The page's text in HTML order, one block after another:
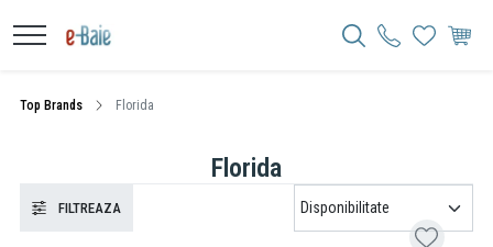
Top Brands Florida
Florida
FILTREAZA